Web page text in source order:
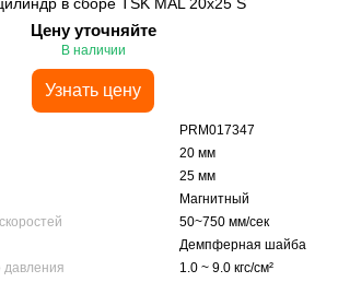
Цену уточняйте
В наличии
Узнать цену
PRM017347
20 мм
25 мм
Магнитный
50~750 мм/сек
Демпферная шайба
давления
1.0 ~ 9.0 кгс/см²